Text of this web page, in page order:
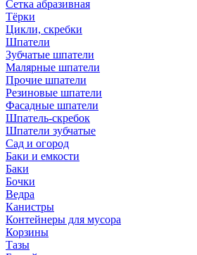
Сетка абразивная
Тёрки
Цикли, скребки
Шпатели
Зубчатые шпатели
Малярные шпатели
Прочие шпатели
Резиновые шпатели
Фасадные шпатели
Шпатель-скребок
Шпатели зубчатые
Сад и огород
Баки и емкости
Баки
Бочки
Ведра
Канистры
Контейнеры для мусора
Корзины
Тазы